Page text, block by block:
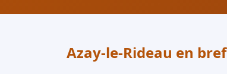
Azay-le-Rideau en bref